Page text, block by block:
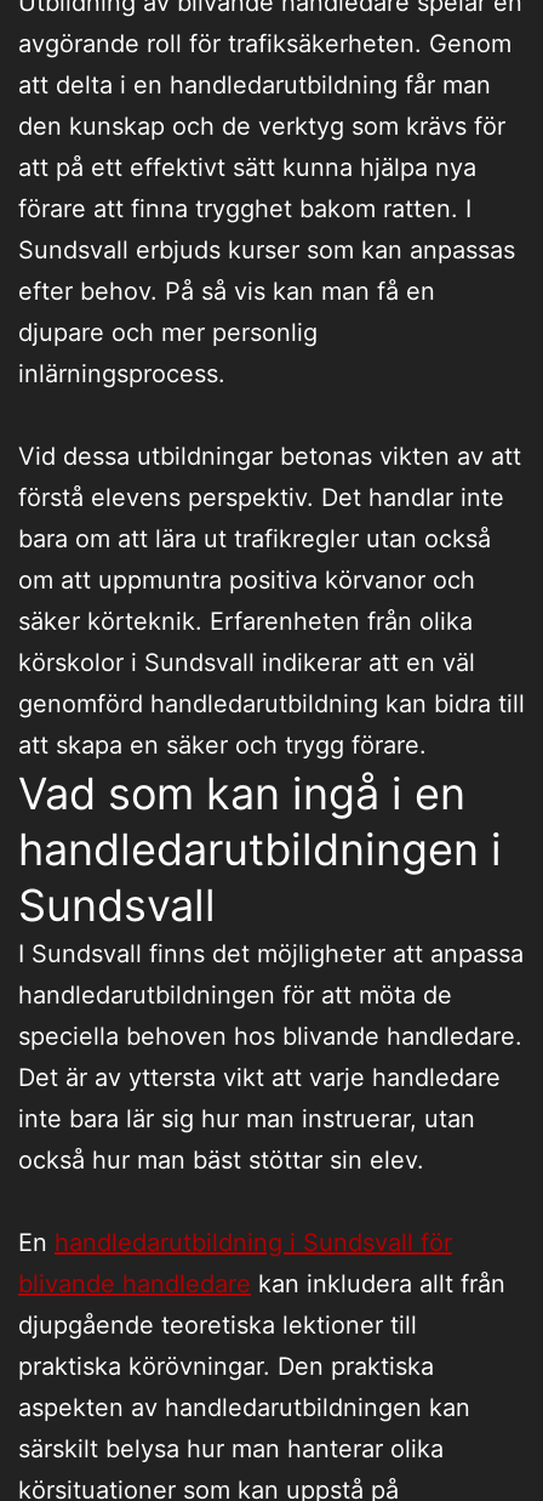
avgörande roll för trafiksäkerheten. Genom
att delta i en handledarutbildning får man
den kunskap och de verktyg som krävs för
att på ett effektivt sätt kunna hjälpa nya
förare att finna trygghet bakom ratten. I
Sundsvall erbjuds kurser som kan anpassas
efter behov. På så vis kan man få en
djupare och mer personlig
inlärningsprocess.
Vid dessa utbildningar betonas vikten av att
förstå elevens perspektiv. Det handlar inte
bara om att lära ut trafikregler utan också
om att uppmuntra positiva körvanor och
säker körteknik. Erfarenheten från olika
körskolor i Sundsvall indikerar att en väl
genomförd handledarutbildning kan bidra till
att skapa en säker och trygg förare.
Vad som kan ingå i en
handledarutbildningen i
Sundsvall
I Sundsvall finns det möjligheter att anpassa
handledarutbildningen för att möta de
speciella behoven hos blivande handledare.
Det är av yttersta vikt att varje handledare
inte bara lär sig hur man instruerar, utan
också hur man bäst stöttar sin elev.
En handledarutbildning i Sundsvall för
blivande handledare kan inkludera allt från
djupgående teoretiska lektioner till
praktiska körövningar. Den praktiska
aspekten av handledarutbildningen kan
särskilt belysa hur man hanterar olika
körsituationer som kan uppstå på